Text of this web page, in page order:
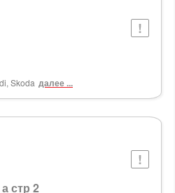
Skoda далее ...
стр 2